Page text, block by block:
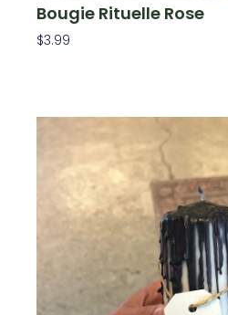
Bougie Rituelle Rose
$3.99